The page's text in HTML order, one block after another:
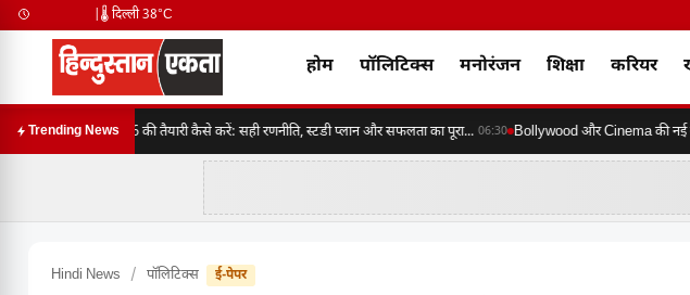
🌡️ दिल्ली 38°C
होम पॉलिटिक्स मनोरंजन शिक्षा करियर
Trending News
SSC CGL 2026 की तैयारी कैसे करें: सही रणनीति, स्टडी प्लान और सफलता का पूरा... 06:30 Bollywood और Cinema की नई
Hindi News / पॉलिटिक्स ई-पेपर